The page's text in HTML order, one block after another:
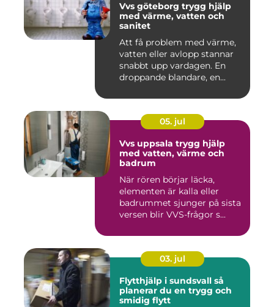
Vvs göteborg trygg hjälp
med värme, vatten och
sanitet
Att få problem med värme,
vatten eller avlopp stannar
snabbt upp vardagen. En
droppande blandare, en...
05. jul
Vvs uppsala trygg hjälp
med vatten, värme och
badrum
När rören börjar läcka,
elementen är kalla eller
badrummet sjunger på sista
versen blir VVS-frågor s...
03. jul
Flytthjälp i sundsvall så
planerar du en trygg och
smidig flytt